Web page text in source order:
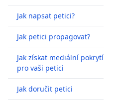
Jak napsat petici?
Jak petici propagovat?
Jak získat mediální pokrytí
pro vaši petici
Jak doručit petici